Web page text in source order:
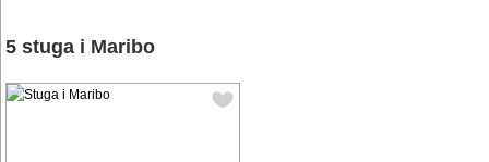
5 stuga i Maribo